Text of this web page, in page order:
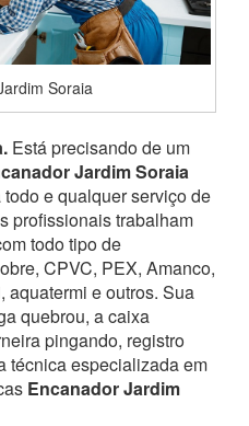
Soraia
Está precisando de um
Jardim Soraia
e qualquer serviço de
profissionais trabalham
todo tipo de
CPVC, PEX, Amanco,
aquatermi e outros. Sua
quebrou, a caixa
pingando, registro
técnica especializada em
Encanador Jardim